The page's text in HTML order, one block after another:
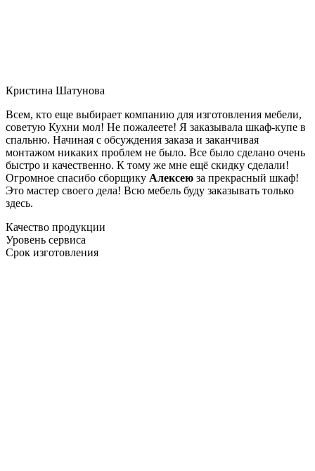
Кристина Шатунова
Всем, кто еще выбирает компанию для изготовления мебели,
советую Кухни мол! Не пожалеете! Я заказывала шкаф-купе в
спальню. Начиная с обсуждения заказа и заканчивая
монтажом никаких проблем не было. Все было сделано очень
быстро и качественно. К тому же мне ещё скидку сделали!
Огромное спасибо сборщику Алексею за прекрасный шкаф!
Это мастер своего дела! Всю мебель буду заказывать только
здесь.
Качество продукции
Уровень сервиса
Срок изготовления